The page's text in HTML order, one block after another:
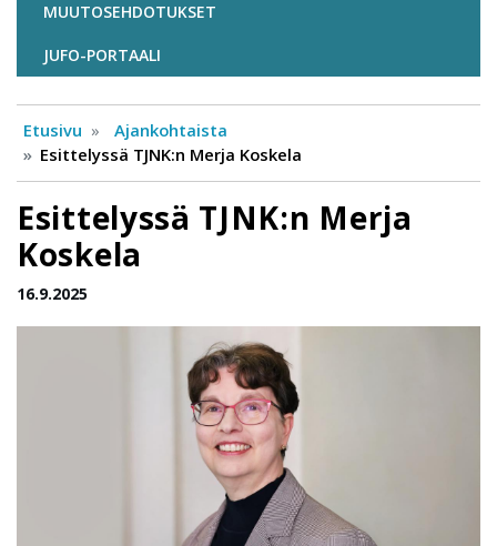
MUUTOSEHDOTUKSET
JUFO-PORTAALI
Etusivu
Ajankohtaista
Esittelyssä TJNK:n Merja Koskela
Esittelyssä TJNK:n Merja
Koskela
16.9.2025